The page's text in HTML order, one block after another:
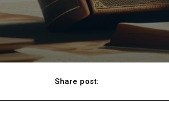
Share post: